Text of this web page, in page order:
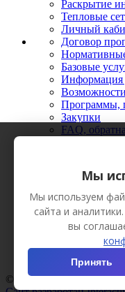
Раскрытие
Тепловые
Личный
Договор
Базовые
Информация
Программы,
Закупки
FAQ,
Видео
Вестник
Пресс-кит
© АО «Технополис
Мы
Мы используем
сайта и
вы
Принять